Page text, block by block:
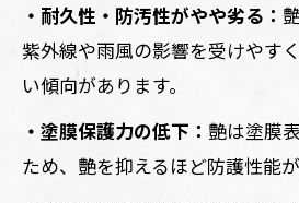
・耐久性・防汚性がやや劣る：
紫外線や雨風の影響を受けやす
い傾向があります。
・塗膜保護力の低下： 艶は塗膜
ため、艶を抑えるほど防護性能が